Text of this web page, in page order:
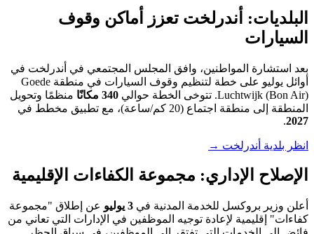
البلديات: أندرلخت تعزز أماكن وقوف
السيارات
بعد استشارة المواطنين، وافق المجلس المجتمعي في أندرلخت في
أوائل يوليو على خطة لتنظيم وقوف السيارات في منطقة Goede
Luchtwijk (Bon Air). تتوخى الخطة حوالي
340 مكانًا
منظمًا وتحويل
المنطقة إلى منطقة اجتماع (20 كم/ساعة)، مع تطبيق مخطط في
2027
.
انظر بلدية أندرلخت →
الإصلاح الإداري: مجموعة الكفاءات الإقليمية
أعلن وزير بروكسل للخدمة المدنية في 3 يوليو
عن إطلاق "مجموعة
كفاءات" إقليمية لإعادة توجيه الموظفين في الإدارات التي تعاني من